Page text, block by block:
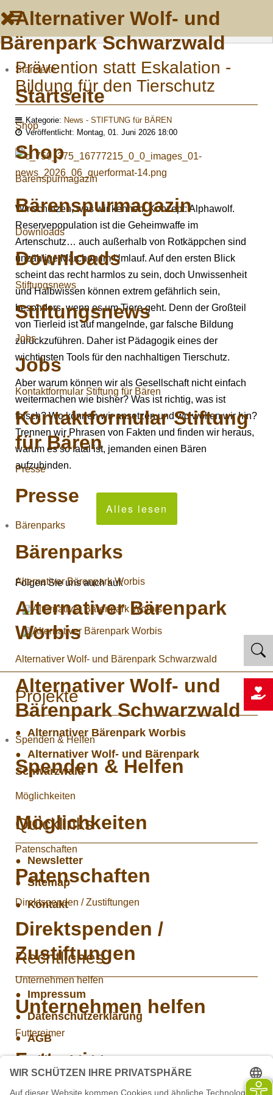
Alternativer Wolf- und
Bärenpark Schwarzwald
Startseite
Startseite
Shop
Shop
Bärenspurmagazin
Bärenspurmagazin
Downloads
Downloads
Stiftungsnews
Stiftungsnews
Jobs
Jobs
Kontaktformular Stiftung für Bären
Kontaktformular Stiftung
für Bären
Presse
Presse
Bärenparks
Bärenparks
Alternativer Bärenpark Worbis
Alternativer Bärenpark
Worbis
Alternativer Wolf- und Bärenpark Schwarzwald
Alternativer Wolf- und
Bärenpark Schwarzwald
Spenden & Helfen
Spenden & Helfen
Möglichkeiten
Möglichkeiten
Patenschaften
Patenschaften
Direktspenden / Zustiftungen
Direktspenden /
Zustiftungen
Unternehmen helfen
Unternehmen helfen
Futtereimer
Futtereimer
Prävention statt Eskalation -
Bildung für den Tierschutz
Kategorie: News - STIFTUNG für BÄREN
Veröffentlicht: Montag, 01. Juni 2026 18:00
Wir schützen, was wir kennen. Konzept: Alphawolf.
Reservepopulation ist die Geheimwaffe im
Artenschutz… auch außerhalb von Rotkäppchen sind
unzählige Märchen im Umlauf. Auf den ersten Blick
scheint das recht harmlos zu sein, doch Unwissenheit
und Halbwissen können extrem gefährlich sein,
besonders, wenn es um Tiere geht. Denn der Großteil
von Tierleid ist auf mangelnde, gar falsche Bildung
zurückzuführen. Daher ist Pädagogik eines der
wichtigsten Tools für den nachhaltigen Tierschutz.
Aber warum können wir als Gesellschaft nicht einfach
weitermachen wie bisher? Was ist richtig, was ist
falsch? Wo können wir ansetzen und wo wollen wir hin?
Trennen wir Phrasen von Fakten und finden wir heraus,
warum es so fatal ist, jemanden einen Bären
aufzubinden.
Alles lesen
Folgen Sie uns auch auf:
Projekte
Alternativer Bärenpark Worbis
Alternativer Wolf- und Bärenpark
Schwarzwald
Quicklinks
Newsletter
Sitemap
Kontakt
Rechtliches
Impressum
Datenschutzerklärung
AGB
Widerrufsbelehrung